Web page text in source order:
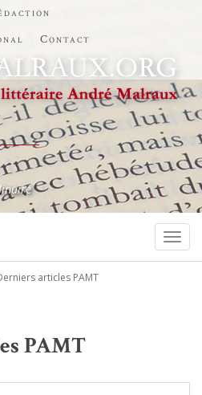
Contact
articles PAMT
PAMT